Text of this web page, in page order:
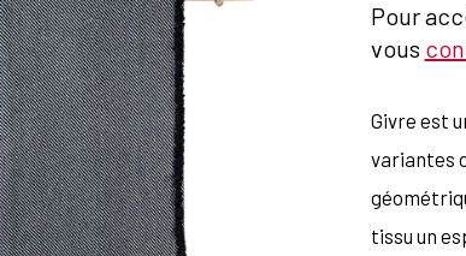
Pour
vous
Givre est
variantes
tissu un